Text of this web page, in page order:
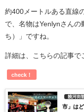
約400メートルある直線
で、名物はYenlynさんの
ち）」ですね。
詳細は、こちらの記事で
check！
饒河街
市」は